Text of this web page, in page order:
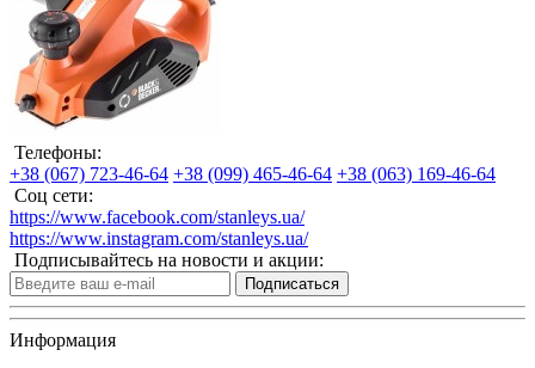
Телефоны:
+38 (067) 723-46-64 +38 (099) 465-46-64 +38 (063) 169-46-64
Соц сети:
https://www.facebook.com/stanleys.ua/
https://www.instagram.com/stanleys.ua/
Подписывайтесь на новости и акции:
Подписаться
Информация